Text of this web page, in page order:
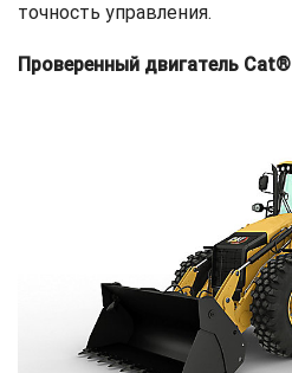
точность управления.
Проверенный двигатель Cat®